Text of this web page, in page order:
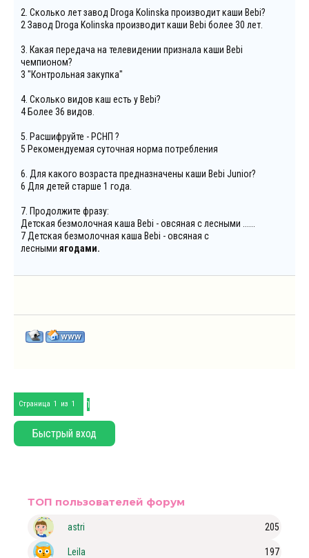
2. Сколько лет завод Droga Kolinska производит каши Bebi?
2 Завод Droga Kolinska производит каши Bebi более 30 лет.
3. Какая передача на телевидении признала каши Bebi
чемпионом?
3 "Контрольная закупка"
4. Сколько видов каш есть у Bebi?
4 Более 36 видов.
5. Расшифруйте - РСНП ?
5 Рекомендуемая суточная норма потребления
6. Для какого возраста предназначены каши Bebi Junior?
6 Для детей старше 1 года.
7. Продолжите фразу:
Детская безмолочная каша Bebi - овсяная с лесными ......
7 Детская безмолочная каша Bebi - овсяная с
лесными ягодами.
Страница 1 из 1 1
ТОП пользователей форум
astri 205
Leila 197